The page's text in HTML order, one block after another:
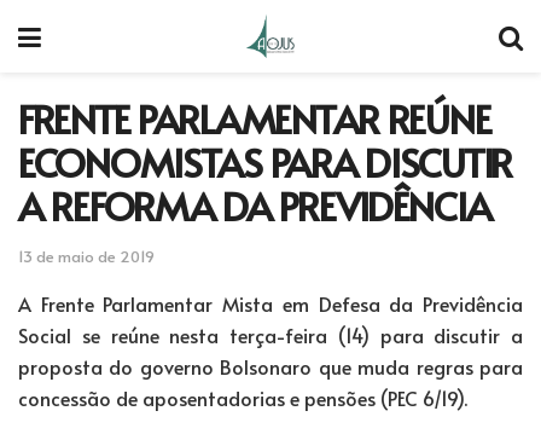
FRENTE PARLAMENTAR REÚNE
ECONOMISTAS PARA DISCUTIR
A REFORMA DA PREVIDÊNCIA
13 de maio de 2019
A Frente Parlamentar Mista em Defesa da Previdência
Social se reúne nesta terça-feira (14) para discutir a
proposta do governo Bolsonaro que muda regras para
concessão de aposentadorias e pensões (PEC 6/19).